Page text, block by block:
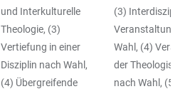
und Interkulturelle
Theologie, (3)
Vertiefung in einer
Disziplin nach Wahl,
(4) Übergreifende
(3)
Wahl, (4)
der
nach Wahl, (5)